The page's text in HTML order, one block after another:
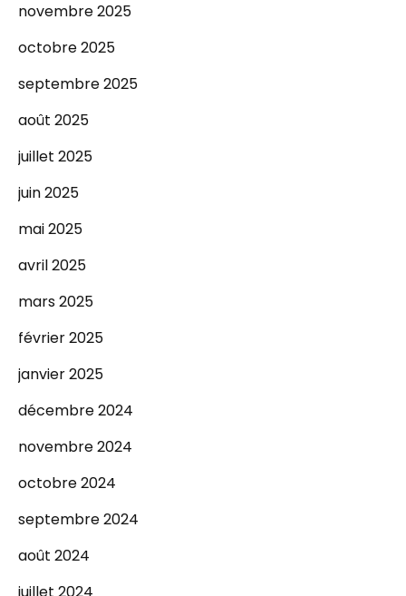
novembre 2025
octobre 2025
septembre 2025
août 2025
juillet 2025
juin 2025
mai 2025
avril 2025
mars 2025
février 2025
janvier 2025
décembre 2024
novembre 2024
octobre 2024
septembre 2024
août 2024